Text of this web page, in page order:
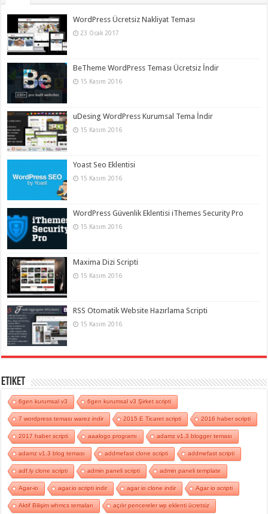
WordPress Ücretsiz Nakliyat Teması
23 Ocak 2017
BeTheme WordPress Teması Ücretsiz İndir
15 Kasım 2016
uDesing WordPress Kurumsal Tema İndir
15 Kasım 2016
Yoast Seo Eklentisi
15 Kasım 2016
WordPress Güvenlik Eklentisi iThemes Security Pro
15 Kasım 2016
Maxima Dizi Scripti
15 Kasım 2016
RSS Otomatik Website Hazırlama Scripti
15 Kasım 2016
Etiket
6gen kurumsal v3 6gen kurumsal v3 Şirket scripti
7 wordpress teması warez indir 2015 E Ticaret scripti 2016 haber scripti
2017 haber scripti aaalogo programı adamz v1.3 blogger teması
adamz v1.3 blog teması addmefast clone scripti addmefast scripti
adf.ly clone scripti admin paneli scripti admin paneli template
Agar-io agar.io scripti indir agar io clone indir Agar io scripti
Aktif Bilişim whmcs temaları açılır pencereler wp eklenti ücretsiz